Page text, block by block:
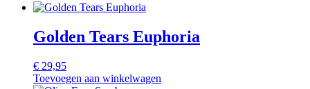
Golden Tears Euphoria
€ 29,95
Toevoegen aan winkelwagen